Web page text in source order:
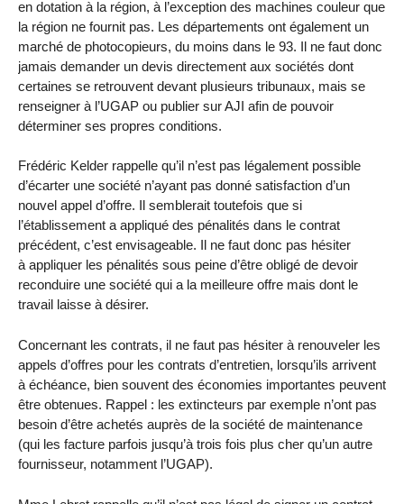
en dotation à la région, à l’exception des machines couleur que
la région ne fournit pas. Les départements ont également un
marché de photocopieurs, du moins dans le 93. Il ne faut donc
jamais demander un devis directement aux sociétés dont
certaines se retrouvent devant plusieurs tribunaux, mais se
renseigner à l’UGAP ou publier sur AJI afin de pouvoir
déterminer ses propres conditions.
Frédéric Kelder rappelle qu’il n’est pas légalement possible
d’écarter une société n’ayant pas donné satisfaction d’un
nouvel appel d’offre. Il semblerait toutefois que si
l’établissement a appliqué des pénalités dans le contrat
précédent, c’est envisageable. Il ne faut donc pas hésiter
à appliquer les pénalités sous peine d’être obligé de devoir
reconduire une société qui a la meilleure offre mais dont le
travail laisse à désirer.
Concernant les contrats, il ne faut pas hésiter à renouveler les
appels d’offres pour les contrats d’entretien, lorsqu’ils arrivent
à échéance, bien souvent des économies importantes peuvent
être obtenues. Rappel : les extincteurs par exemple n’ont pas
besoin d’être achetés auprès de la société de maintenance
(qui les facture parfois jusqu’à trois fois plus cher qu’un autre
fournisseur, notamment l’UGAP).